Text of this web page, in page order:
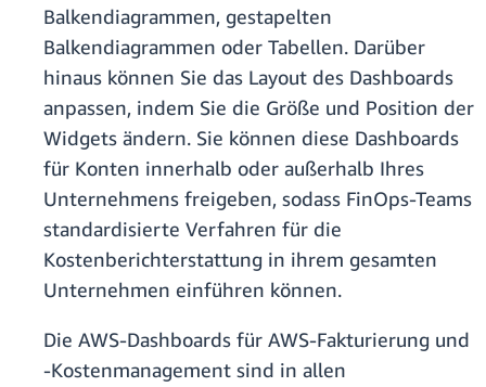
Balkendiagrammen, gestapelten
Balkendiagrammen oder Tabellen. Darüber
hinaus können Sie das Layout des Dashboards
anpassen, indem Sie die Größe und Position der
Widgets ändern. Sie können diese Dashboards
für Konten innerhalb oder außerhalb Ihres
Unternehmens freigeben, sodass FinOps-Teams
standardisierte Verfahren für die
Kostenberichterstattung in ihrem gesamten
Unternehmen einführen können.
Die AWS-Dashboards für AWS-Fakturierung und
-Kostenmanagement sind in allen